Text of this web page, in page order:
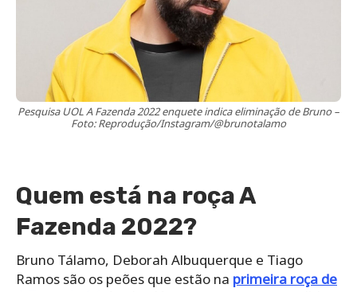
Pesquisa UOL A Fazenda 2022 enquete indica eliminação de Bruno –
Foto: Reprodução/Instagram/@brunotalamo
Quem está na roça A
Fazenda 2022?
Bruno Tálamo, Deborah Albuquerque e Tiago
Ramos são os peões que estão na primeira roça de